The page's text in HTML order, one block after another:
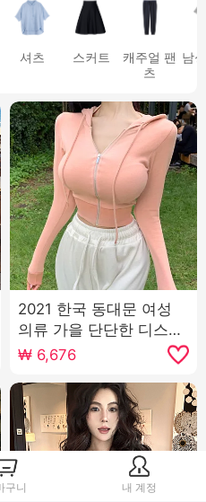
셔츠 스커트
캐주얼 팬
츠
남
2021 한국 동대문 여성
의류 가을 단단한 디스플
레이 가슴 섹시한 지퍼 얇
은 섹션 후드가 달린 짧은
단락 카디건 작은 외투
₩ 6,676
구니 내 계정